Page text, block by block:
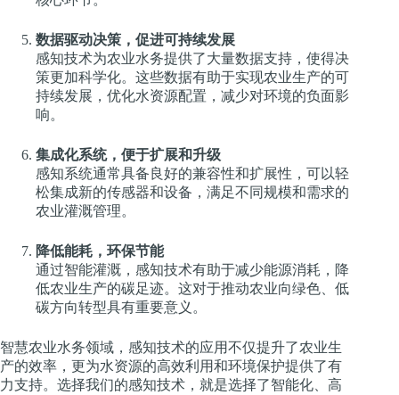
数据驱动决策，促进可持续发展
感知技术为农业水务提供了大量数据支持，使得决
策更加科学化。这些数据有助于实现农业生产的可
持续发展，优化水资源配置，减少对环境的负面影
响。
集成化系统，便于扩展和升级
感知系统通常具备良好的兼容性和扩展性，可以轻
松集成新的传感器和设备，满足不同规模和需求的
农业灌溉管理。
降低能耗，环保节能
通过智能灌溉，感知技术有助于减少能源消耗，降
低农业生产的碳足迹。这对于推动农业向绿色、低
碳方向转型具有重要意义。
智慧农业水务领域，感知技术的应用不仅提升了农业生
产的效率，更为水资源的高效利用和环境保护提供了有
力支持。选择我们的感知技术，就是选择了智能化、高